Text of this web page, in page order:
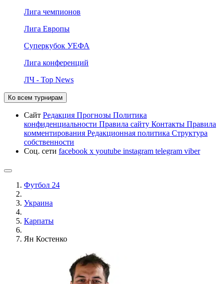
Лига чемпионов
Лига Европы
Суперкубок УЕФА
Лига конференций
ЛЧ - Top News
Ко всем турнирам
Сайт Редакция Прогнозы Политика
конфиденциальности Правила сайту Контакты Правила
комментирования Редакционная политика Структура
собственности
Соц. сети facebook x youtube instagram telegram viber
Футбол 24
Украина
Карпаты
Ян Костенко